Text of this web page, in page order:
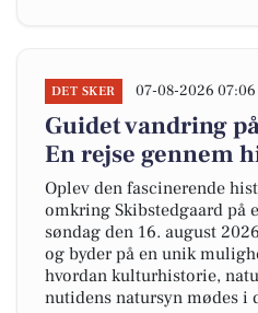
DET SKER 07-08-2026 07:06
Guidet vandring
En rejse gennem
Oplev den fascinerende
omkring Skibstedgaard på
søndag den 16. august
og byder på en unik
hvordan kulturhistorie,
nutidens natursyn mødes i